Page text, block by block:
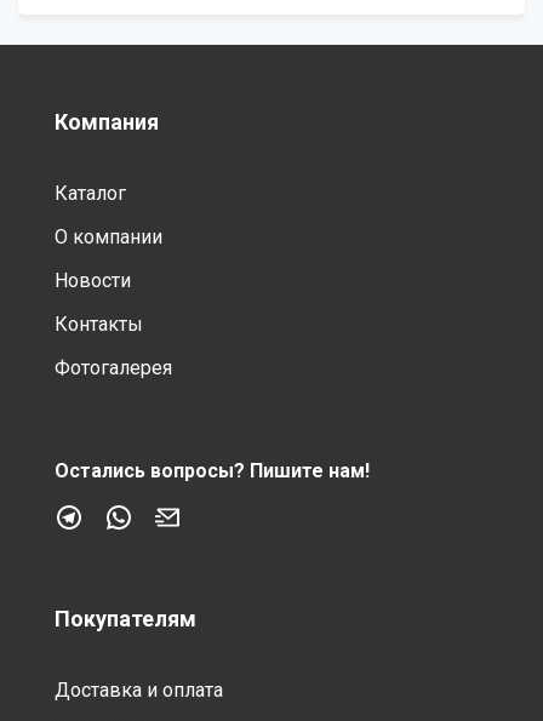
Компания
Каталог
О компании
Новости
Контакты
Фотогалерея
Остались вопросы? Пишите нам!
Покупателям
Доставка и оплата